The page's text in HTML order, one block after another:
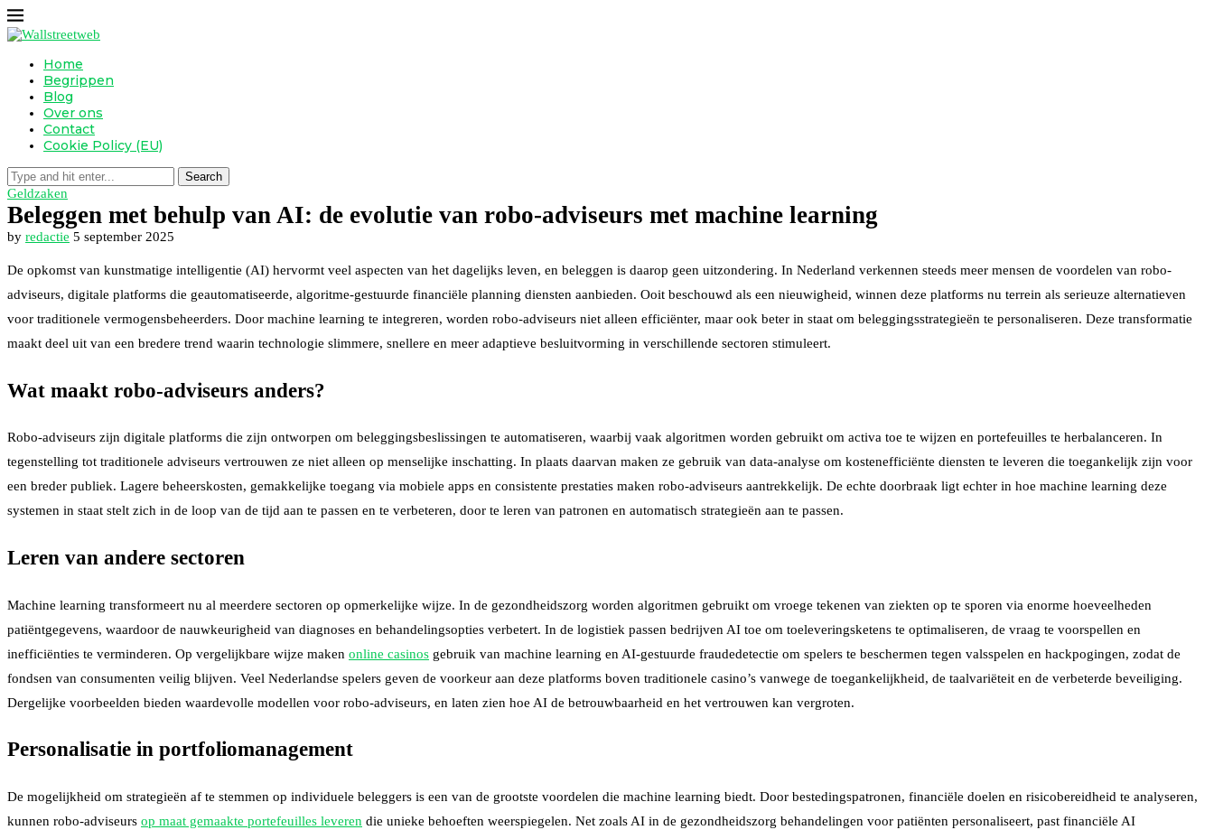
Home
Begrippen
Blog
Over ons
Contact
Cookie Policy (EU)
Search
Geldzaken
Beleggen met behulp van AI: de evolutie van robo-adviseurs met machine learning
by redactie 5 september 2025
De opkomst van kunstmatige intelligentie (AI) hervormt veel aspecten van het dagelijks leven, en beleggen is daarop geen uitzondering. In Nederland verkennen steeds meer mensen de voordelen van robo-
adviseurs, digitale platforms die geautomatiseerde, algoritme-gestuurde financiële planning diensten aanbieden. Ooit beschouwd als een nieuwigheid, winnen deze platforms nu terrein als serieuze alternatieven
voor traditionele vermogensbeheerders. Door machine learning te integreren, worden robo-adviseurs niet alleen efficiënter, maar ook beter in staat om beleggingsstrategieën te personaliseren. Deze transformatie
maakt deel uit van een bredere trend waarin technologie slimmere, snellere en meer adaptieve besluitvorming in verschillende sectoren stimuleert.
Wat maakt robo-adviseurs anders?
Robo-adviseurs zijn digitale platforms die zijn ontworpen om beleggingsbeslissingen te automatiseren, waarbij vaak algoritmen worden gebruikt om activa toe te wijzen en portefeuilles te herbalanceren. In
tegenstelling tot traditionele adviseurs vertrouwen ze niet alleen op menselijke inschatting. In plaats daarvan maken ze gebruik van data-analyse om kostenefficiënte diensten te leveren die toegankelijk zijn voor
een breder publiek. Lagere beheerskosten, gemakkelijke toegang via mobiele apps en consistente prestaties maken robo-adviseurs aantrekkelijk. De echte doorbraak ligt echter in hoe machine learning deze
systemen in staat stelt zich in de loop van de tijd aan te passen en te verbeteren, door te leren van patronen en automatisch strategieën aan te passen.
Leren van andere sectoren
Machine learning transformeert nu al meerdere sectoren op opmerkelijke wijze. In de gezondheidszorg worden algoritmen gebruikt om vroege tekenen van ziekten op te sporen via enorme hoeveelheden
patiëntgegevens, waardoor de nauwkeurigheid van diagnoses en behandelingsopties verbetert. In de logistiek passen bedrijven AI toe om toeleveringsketens te optimaliseren, de vraag te voorspellen en
inefficiënties te verminderen. Op vergelijkbare wijze maken online casinos gebruik van machine learning en AI-gestuurde fraudedetectie om spelers te beschermen tegen valsspelen en hackpogingen, zodat de
fondsen van consumenten veilig blijven. Veel Nederlandse spelers geven de voorkeur aan deze platforms boven traditionele casino’s vanwege de toegankelijkheid, de taalvariëteit en de verbeterde beveiliging.
Dergelijke voorbeelden bieden waardevolle modellen voor robo-adviseurs, en laten zien hoe AI de betrouwbaarheid en het vertrouwen kan vergroten.
Personalisatie in portfoliomanagement
De mogelijkheid om strategieën af te stemmen op individuele beleggers is een van de grootste voordelen die machine learning biedt. Door bestedingspatronen, financiële doelen en risicobereidheid te analyseren,
kunnen robo-adviseurs op maat gemaakte portefeuilles leveren die unieke behoeften weerspiegelen. Net zoals AI in de gezondheidszorg behandelingen voor patiënten personaliseert, past financiële AI